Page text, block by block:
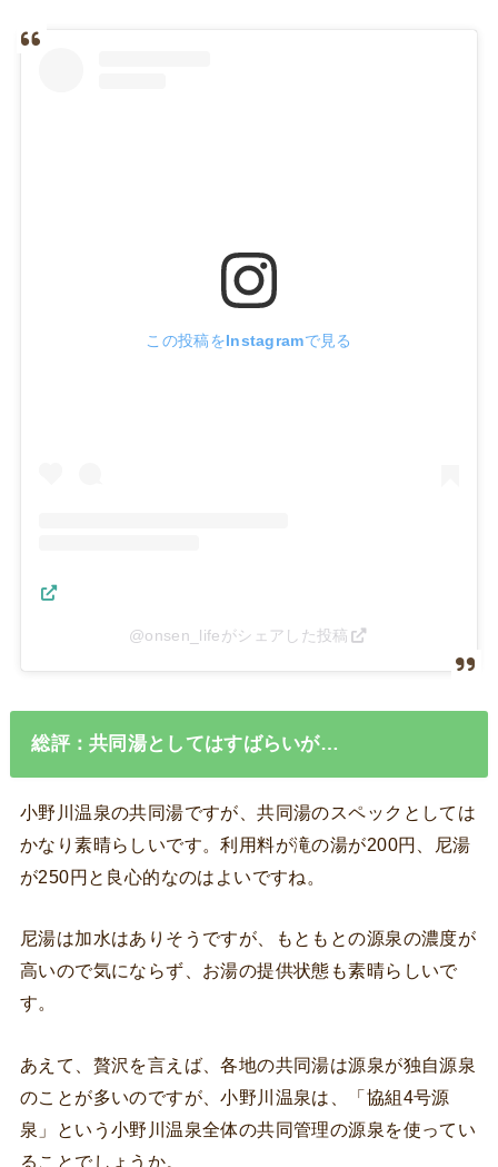
この投稿をInstagramで見る
@onsen_lifeがシェアした投稿
総評：共同湯としてはすばらいが…
小野川温泉の共同湯ですが、共同湯のスペックとしては
かなり素晴らしいです。利用料が滝の湯が200円、尼湯
が250円と良心的なのはよいですね。
尼湯は加水はありそうですが、もともとの源泉の濃度が
高いので気にならず、お湯の提供状態も素晴らしいで
す。
あえて、贅沢を言えば、各地の共同湯は源泉が独自源泉
のことが多いのですが、小野川温泉は、「協組4号源
泉」という小野川温泉全体の共同管理の源泉を使ってい
ることでしょうか。